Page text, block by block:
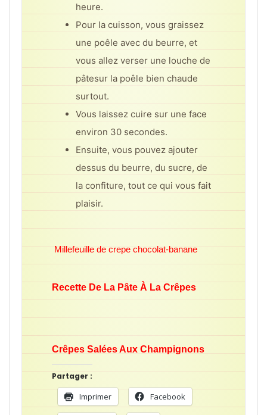
heure.
Pour la cuisson, vous graissez
une poêle avec du beurre, et
vous allez verser une louche de
pâtesur la poêle bien chaude
surtout.
Vous laissez cuire sur une face
environ 30 secondes.
Ensuite, vous pouvez ajouter
dessus du beurre, du sucre, de
la confiture, tout ce qui vous fait
plaisir.
Millefeuille de crepe chocolat-banane
Recette De La Pâte À La Crêpes
Crêpes Salées Aux Champignons
Partager :
Imprimer Facebook